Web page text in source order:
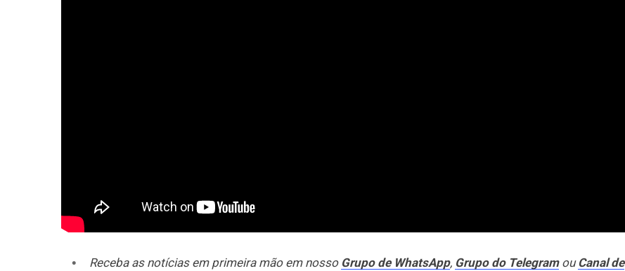
Receba as notícias em primeira mão em nosso Grupo de WhatsApp, Grupo do Telegram ou Canal de